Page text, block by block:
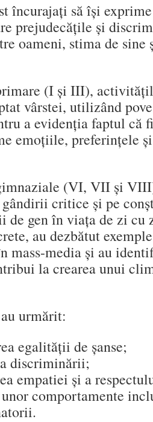
încurajați să își
prejudecățile și
oameni, stima de
(I și III),
vârstei, utilizând
a evidenția faptul că
emoțiile, preferințele
(VI, VII și
critice și pe
de gen în viața de zi cu
au dezbătut
mass-media și au
la crearea unui
urmărit:
egalității de șanse;
discriminării;
empatiei și a
comportamente